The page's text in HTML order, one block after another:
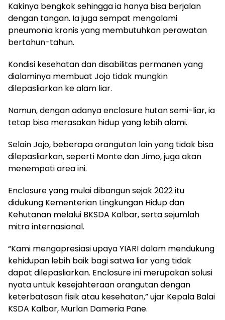
Kakinya bengkok sehingga ia hanya bisa berjalan
dengan tangan. Ia juga sempat mengalami
pneumonia kronis yang membutuhkan perawatan
bertahun-tahun.
Kondisi kesehatan dan disabilitas permanen yang
dialaminya membuat Jojo tidak mungkin
dilepasliarkan ke alam liar.
Namun, dengan adanya enclosure hutan semi-liar, ia
tetap bisa merasakan hidup yang lebih alami.
Selain Jojo, beberapa orangutan lain yang tidak bisa
dilepasliarkan, seperti Monte dan Jimo, juga akan
menempati area ini.
Enclosure yang mulai dibangun sejak 2022 itu
didukung Kementerian Lingkungan Hidup dan
Kehutanan melalui BKSDA Kalbar, serta sejumlah
mitra internasional.
“Kami mengapresiasi upaya YIARI dalam mendukung
kehidupan lebih baik bagi satwa liar yang tidak
dapat dilepasliarkan. Enclosure ini merupakan solusi
nyata untuk kesejahteraan orangutan dengan
keterbatasan fisik atau kesehatan,” ujar Kepala Balai
KSDA Kalbar, Murlan Dameria Pane.